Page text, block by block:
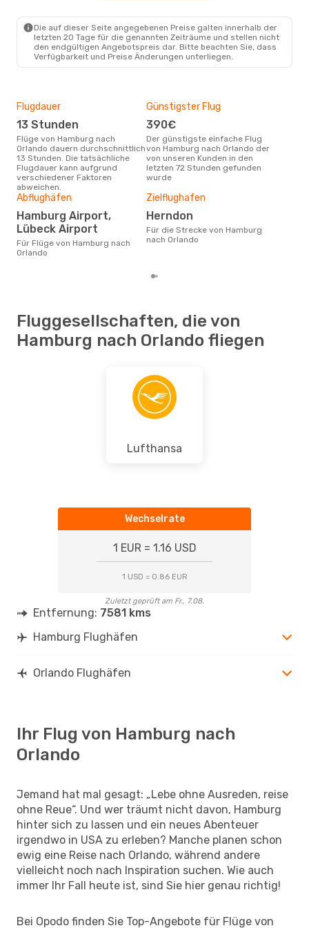
HAM- ORL
Air France 1 Zwischenstopp
ORL- HAM
Die auf dieser Seite angegebenen Preise galten innerhalb der
letzten 20 Tage für die genannten Zeiträume und stellen nicht
den endgültigen Angebotspreis dar. Bitte beachten Sie, dass
Verfügbarkeit und Preise Änderungen unterliegen.
Flugdauer
13 Stunden
Flüge von Hamburg nach
Orlando dauern durchschnittlich
13 Stunden. Die tatsächliche
Flugdauer kann aufgrund
verschiedener Faktoren
abweichen.
Günstigster Flug
390€
Der günstigste einfache Flug
von Hamburg nach Orlando der
von unseren Kunden in den
letzten 72 Stunden gefunden
wurde
Abflughäfen
Hamburg Airport,
Lübeck Airport
Für Flüge von Hamburg nach
Orlando
Zielflughafen
Herndon
Für die Strecke von Hamburg
nach Orlando
Fluggesellschaften, die von
Hamburg nach Orlando fliegen
Lufthansa
Wechselrate
1 EUR = 1.16 USD
1 USD = 0.86 EUR
Zuletzt geprüft am Fr., 7.08.
Entfernung: 7581 kms
Hamburg Flughäfen
Orlando Flughäfen
Ihr Flug von Hamburg nach
Orlando
Jemand hat mal gesagt: „Lebe ohne Ausreden, reise
ohne Reue“. Und wer träumt nicht davon, Hamburg
hinter sich zu lassen und ein neues Abenteuer
irgendwo in USA zu erleben? Manche planen schon
ewig eine Reise nach Orlando, während andere
vielleicht noch nach Inspiration suchen. Wie auch
immer Ihr Fall heute ist, sind Sie hier genau richtig!
Bei Opodo finden Sie Top-Angebote für Flüge von